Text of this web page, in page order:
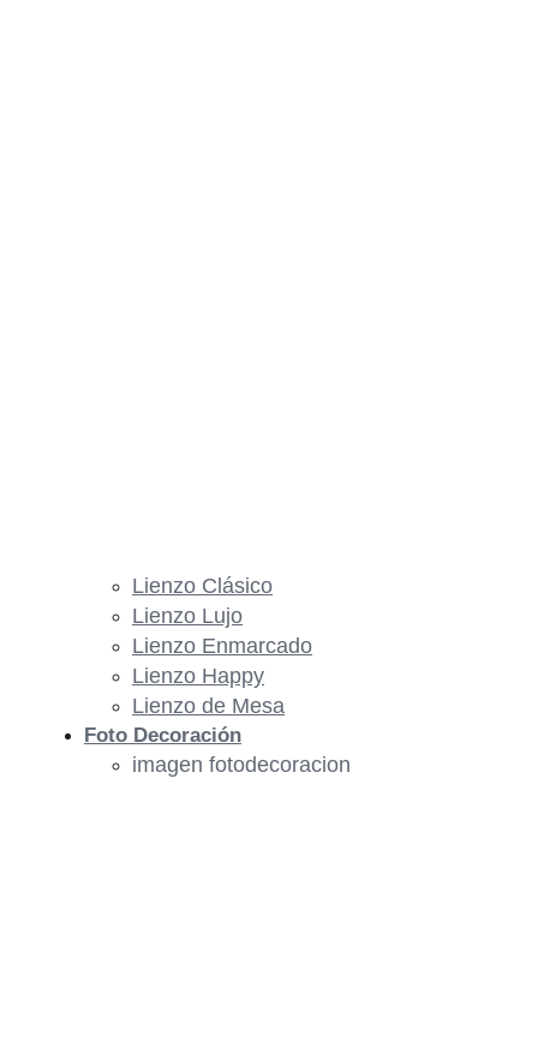
Lienzo Clásico
Lienzo Lujo
Lienzo Enmarcado
Lienzo Happy
Lienzo de Mesa
Foto Decoración
imagen fotodecoracion